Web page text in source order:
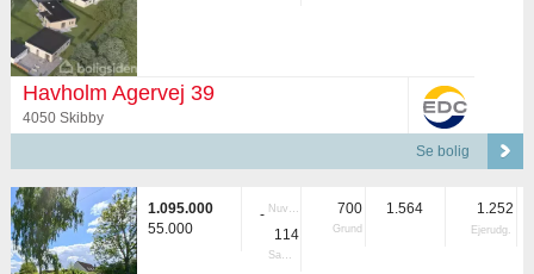
Havholm Agervej 39
4050 Skibby
Se bolig
1.095.000
55.000
- Nuvær.
114
Samlet
700
Grund
1.564 1.252
Ejerudg.